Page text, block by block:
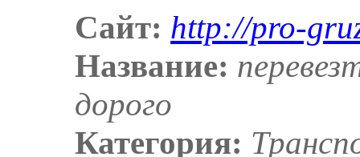
Сайт: http://pro-
Название:
дорого
Категория: